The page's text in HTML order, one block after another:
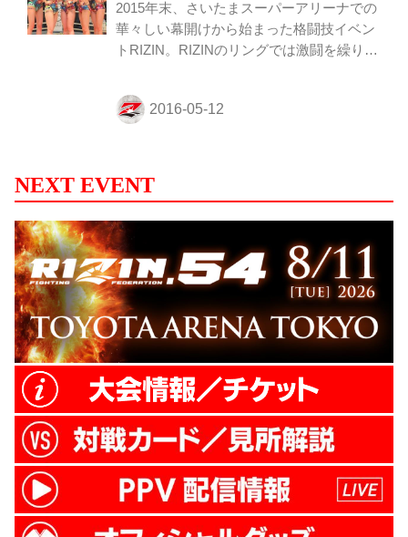
2015年末、さいたまスーパーアリーナでの
華々しい幕開けから始まった格闘技イベン
トRIZIN。RIZINのリングでは激闘を繰り広
彩るラウンドガール”RIZINガール”も一緒に
試合を盛り上げています。現在5名のRIZIN
を一緒に盛り上げませんか⁉︎ ☆RIZINガール
ENTRY PAGE☆ / 応募はこちらへ！ 【募
集要項】 ◼︎応募資格：16歳以上の女性 ※未
成年者の場合は保護者の同意が必要です。
◼︎応募方法：以下の応募フォームよりご応
募ください。 1次審査（書類選考...
NEXT EVENT